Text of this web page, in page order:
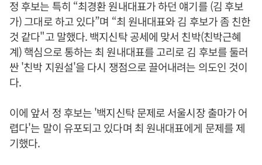
정 후보는 특히 “최경환 원내대표가 하던 얘기를 (김 후보
가) 그대로 하고 있다”며 “최 원내대표와 김 후보가 좀 친한
것 같다"고 말했다. 백지신탁 공세에 맞서 친박(친박근혜
계) 핵심으로 통하는 최 원내대표를 고리로 김 후보를 둘러
싼 '친박 지원설'을 다시 쟁점으로 끌어내려는 의도인 것이
다.
이에 앞서 정 후보는 '백지신탁 문제로 서울시장 출마가 어
렵다'는 말이 유포되고 있다며 최 원내대표에게 문제를 제
기했다.